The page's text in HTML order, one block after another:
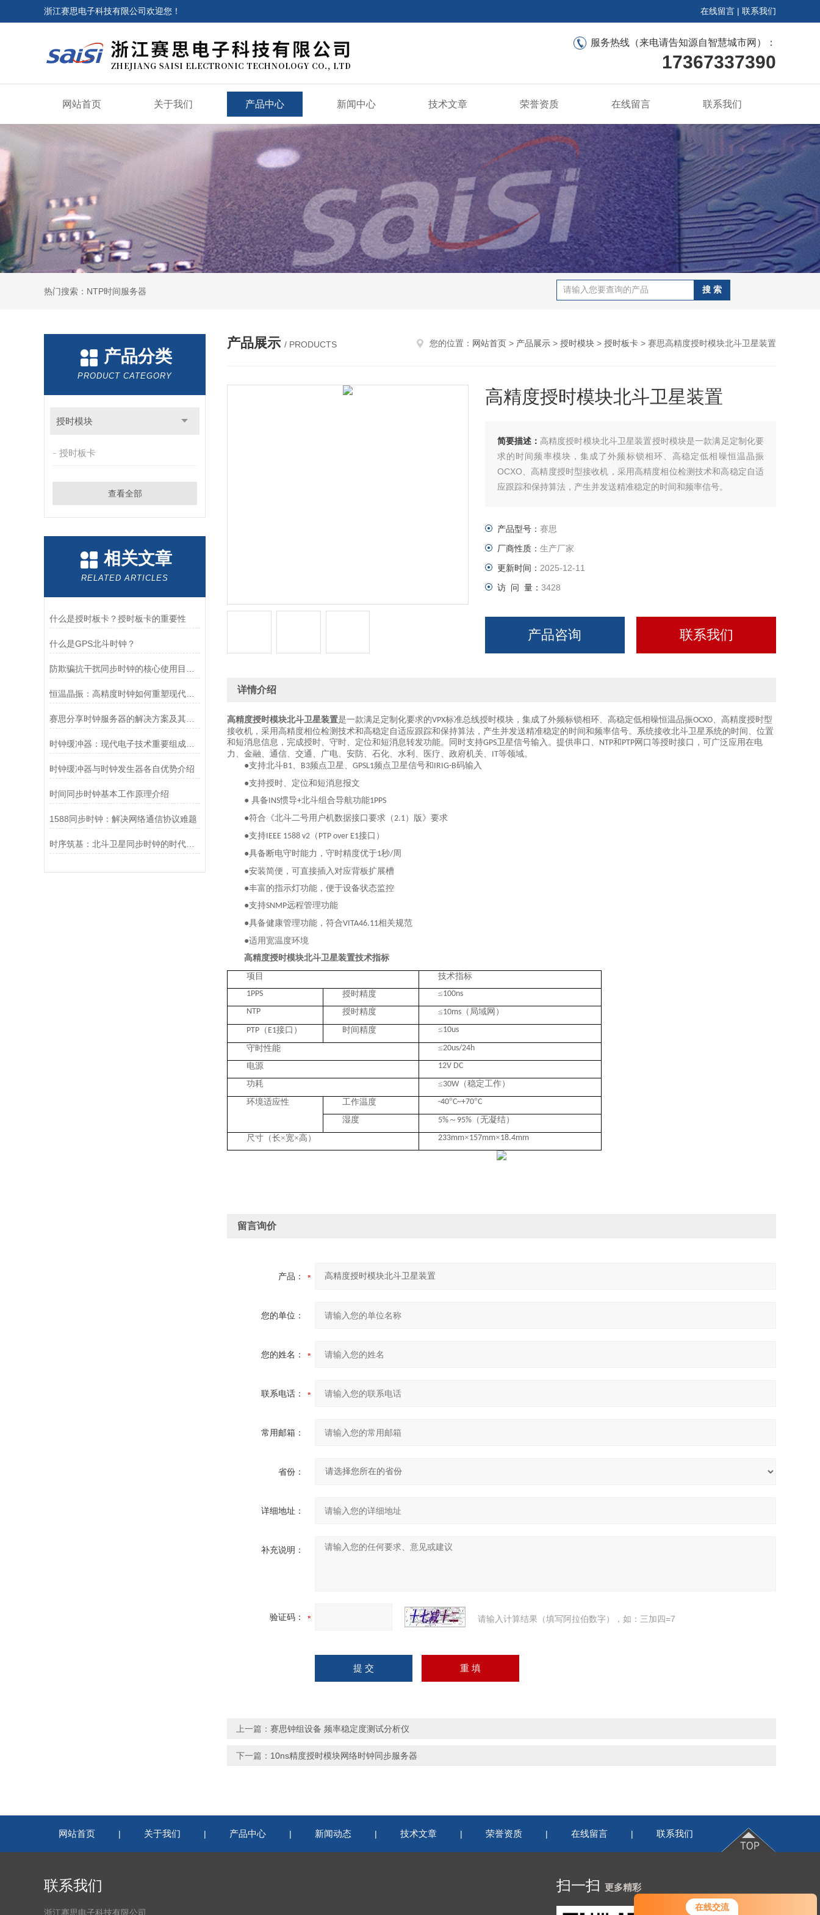
在线交流
浙江赛思电子科技有限公司欢迎您！ 在线留言 | 联系我们
服务热线（来电请告知源自智慧城市网）：
17367337390
网站首页 关于我们 产品中心 新闻中心 技术文章 荣誉资质 在线留言 联系我们
热门搜索：NTP时间服务器
产品分类
PRODUCT CATEGORY
授时模块
授时板卡
查看全部
相关文章
RELATED ARTICLES
什么是授时板卡？授时板卡的重要性
什么是GPS北斗时钟？
恒温晶振：高精度时钟如何重塑现代科技根基
赛思分享时钟服务器的解决方案及其优势
时钟缓冲器：现代电子技术重要组成部分
时钟缓冲器与时钟发生器各自优势介绍
时间同步时钟基本工作原理介绍
1588同步时钟：解决网络通信协议难题
时序筑基：北斗卫星同步时钟的时代价值与战略意义
产品展示 / PRODUCTS 您的位置： 网站首页 > 产品展示 > 授时模块 > 授时板卡 > 赛思高精度授时模块北斗卫星装置
高精度授时模块北斗卫星装置
简要描述： 高精度授时模块北斗卫星装置授时模块是一款满足定制化要
求的时间频率模块，集成了外频标锁相环、高稳定低相噪恒温晶振
OCXO、高精度授时型接收机，采用高精度相位检测技术和高稳定自适
应跟踪和保持算法，产生并发送精准稳定的时间和频率信号。
产品型号： 赛思
厂商性质： 生产厂家
更新时间： 2025-12-11
访 问 量： 3428
产品咨询 联系我们
详情介绍
高精度授时模块北斗卫星装置是一款满足定制化要求的VPX标准总线授时模块，集成了外频标锁相环、高稳定低相噪恒温品振OCXO、高精度授时型
接收机，采用高精度相位检测技术和高稳定自适应跟踪和保持算法，产生并发送精准稳定的时间和频率信号。系统接收北斗卫星系统的时间、位置
和短消息信息，完成授时、守时、定位和短消息转发功能。同时支持GPS卫星信号输入。 提供串口、 NTP和 PTP网口等授时接口，可广泛应用在电
力、金融、通信、交通、广电、安防、石化、水利、医疗、政府机关、 IT等领域。
●支持北斗B1、 B3频点卫星、 GPSL1频点卫星信号和 IRIG-B码输入
●支持授时、定位和短消息报文
● 具备INS惯导+北斗组合导航功能1PPS
●符合《北斗二号用户机数据接口要求（2.1）版》要求
●支持IEEE 1588 v2 （ PTP over E1接口）
●具备断电守时能力，守时精度优于1秒/周
●安装简便，可直接插入对应背板扩展槽
●丰富的指示灯功能，便于设备状态监控
●支持SNMP远程管理功能
●具备健康管理功能，符合VITA46.11相关规范
●适用宽温度环境
高精度授时模块北斗卫星装置技术指标
项目
技术指标
1PPS
授时精度 ≤100ns
NTP
授时精度 ≤10ms （局域网）
PTP （ E1接口） 时间精度 ≤10us
守时性能
≤20us/24h
电源
12V DC
功耗
≤30W（稳定工作）
环境适应性
工作温度 -40°C~+70°C
湿度
5% ～ 95% （无凝结）
尺寸（长×宽×高） 233mm×157mm×18.4mm
留言询价
产品：
您的单位：
您的姓名：
联系电话：
常用邮箱：
省份：
详细地址：
补充说明：
验证码： 请输入计算结果（填写阿拉伯数字），如：三加四=7
上一篇： 赛思钟组设备 频率稳定度测试分析仪
下一篇： 10ns精度授时模块网络时钟同步服务器
网站首页 | 关于我们 | 产品中心 | 新闻动态 | 技术文章 | 荣誉资质 | 在线留言 | 联系我们
联系我们
浙江赛思电子科技有限公司
扫一扫 更多精彩